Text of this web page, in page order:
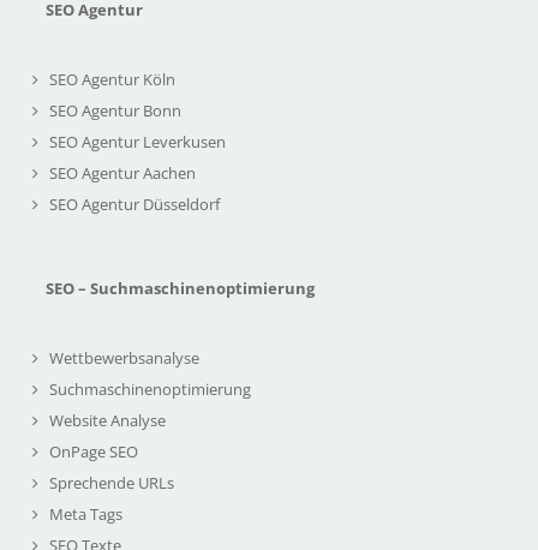
SEO Agentur
SEO Agentur Köln
SEO Agentur Bonn
SEO Agentur Leverkusen
SEO Agentur Aachen
SEO Agentur Düsseldorf
SEO – Suchmaschinenoptimierung
Wettbewerbsanalyse
Suchmaschinenoptimierung
Website Analyse
OnPage SEO
Sprechende URLs
Meta Tags
SEO Texte